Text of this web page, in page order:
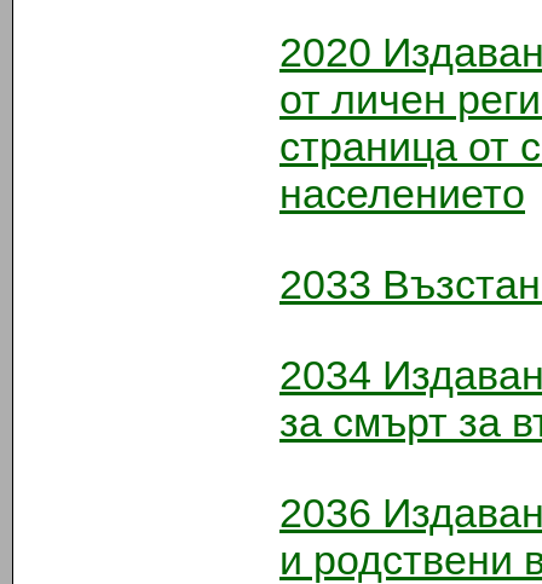
2020
от личeн
страница от
населението
2033
2034
за смърт за
2036
и родствени